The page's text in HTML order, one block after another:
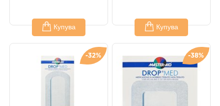
Купува Купува
-32% -38%